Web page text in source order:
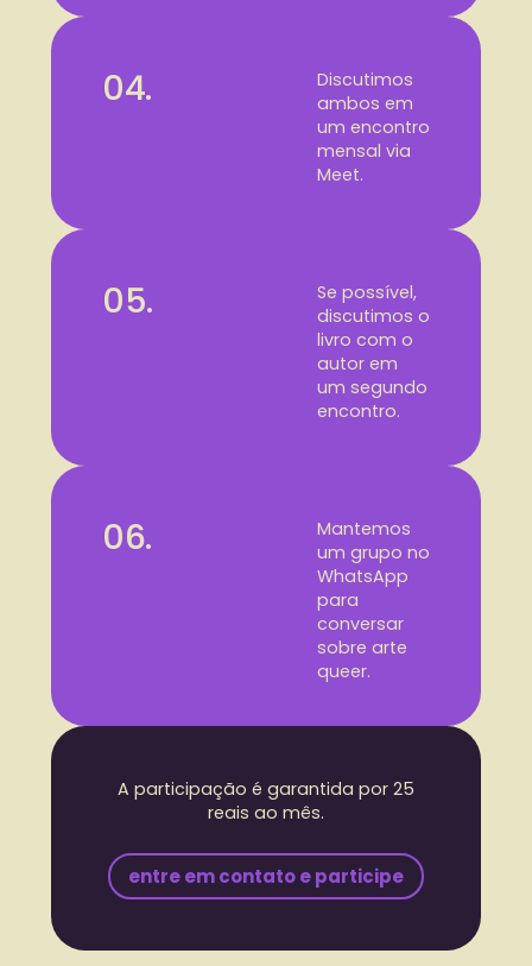
04.
Discutimos
ambos em
um encontro
mensal via
Meet.
05.
Se possível,
discutimos o
livro com o
autor em
um segundo
encontro.
06.
Mantemos
um grupo no
WhatsApp
para
conversar
sobre arte
queer.
A participação é garantida por 25
reais ao mês.
entre em contato e participe